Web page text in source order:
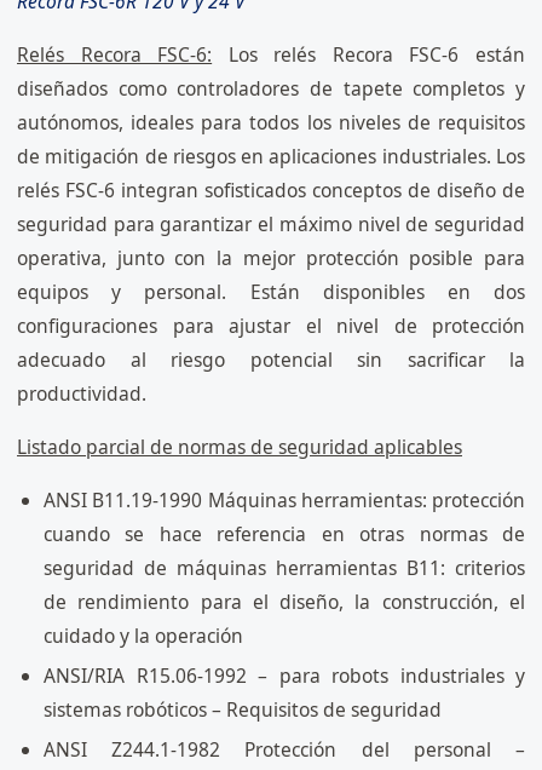
Relés Recora FSC-6: Los relés Recora FSC-6 están
diseñados como controladores de tapete completos y
autónomos, ideales para todos los niveles de requisitos
de mitigación de riesgos en aplicaciones industriales. Los
relés FSC-6 integran sofisticados conceptos de diseño de
seguridad para garantizar el máximo nivel de seguridad
operativa, junto con la mejor protección posible para
equipos y personal. Están disponibles en dos
configuraciones para ajustar el nivel de protección
adecuado al riesgo potencial sin sacrificar la
productividad.
Listado parcial de normas de seguridad aplicables
ANSI B11.19-1990 Máquinas herramientas: protección
cuando se hace referencia en otras normas de
seguridad de máquinas herramientas B11: criterios
de rendimiento para el diseño, la construcción, el
cuidado y la operación
ANSI/RIA R15.06-1992 – para robots industriales y
sistemas robóticos – Requisitos de seguridad
ANSI Z244.1-1982 Protección del personal –